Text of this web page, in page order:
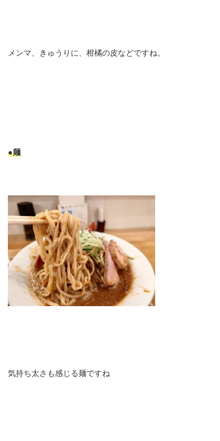
メンマ、きゅうりに、柑橘の皮などですね。
●麺
気持ち太さも感じる麺ですね